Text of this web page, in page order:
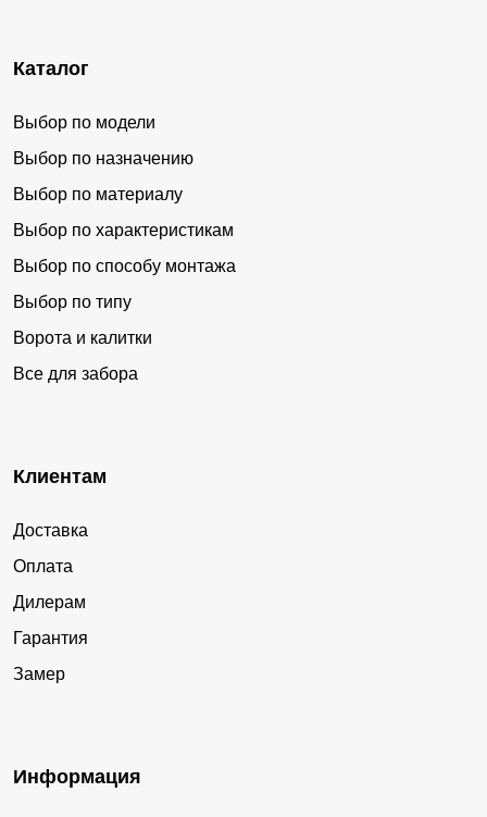
Каталог
Выбор по модели
Выбор по назначению
Выбор по материалу
Выбор по характеристикам
Выбор по способу монтажа
Выбор по типу
Ворота и калитки
Все для забора
Клиентам
Доставка
Оплата
Дилерам
Гарантия
Замер
Информация